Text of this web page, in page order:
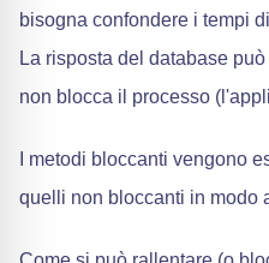
bisogna confondere i tempi
La risposta del database
non blocca il processo
I metodi bloccanti vengono
quelli non bloccanti in modo